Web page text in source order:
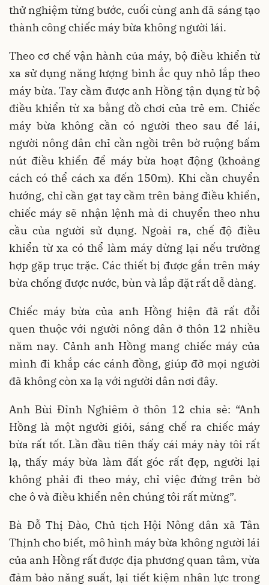
thử nghiệm từng bước, cuối cùng anh đã sáng tạo
thành công chiếc máy bừa không người lái.
Theo cơ chế vận hành của máy, bộ điều khiển từ
xa sử dụng năng lượng bình ắc quy nhỏ lắp theo
máy bừa. Tay cầm được anh Hồng tận dụng từ bộ
điều khiển từ xa bằng đồ chơi của trẻ em. Chiếc
máy bừa không cần có người theo sau để lái,
người nông dân chỉ cần ngồi trên bờ ruộng bấm
nút điều khiển để máy bừa hoạt động (khoảng
cách có thể cách xa đến 150m). Khi cần chuyển
hướng, chỉ cần gạt tay cầm trên bảng điều khiển,
chiếc máy sẽ nhận lệnh mà di chuyển theo nhu
cầu của người sử dụng. Ngoài ra, chế độ điều
khiển từ xa có thể làm máy dừng lại nếu trường
hợp gặp trục trặc. Các thiết bị được gắn trên máy
bừa chống được nước, bùn và lắp đặt rất dễ dàng.
Chiếc máy bừa của anh Hồng hiện đã rất đỗi
quen thuộc với người nông dân ở thôn 12 nhiều
năm nay. Cảnh anh Hồng mang chiếc máy của
mình đi khắp các cánh đồng, giúp đỡ mọi người
đã không còn xa lạ với người dân nơi đây.
Anh Bùi Đỉnh Nghiêm ở thôn 12 chia sẻ: “Anh
Hồng là một người giỏi, sáng chế ra chiếc máy
bừa rất tốt. Lần đầu tiên thấy cái máy này tôi rất
lạ, thấy máy bừa làm đất góc rất đẹp, người lại
không phải đi theo máy, chỉ việc đứng trên bờ
che ô và điều khiển nên chúng tôi rất mừng”.
Bà Đỗ Thị Đào, Chủ tịch Hội Nông dân xã Tân
Thịnh cho biết, mô hình máy bừa không người lái
của anh Hồng rất được địa phương quan tâm, vừa
đảm bảo năng suất, lại tiết kiệm nhân lực trong